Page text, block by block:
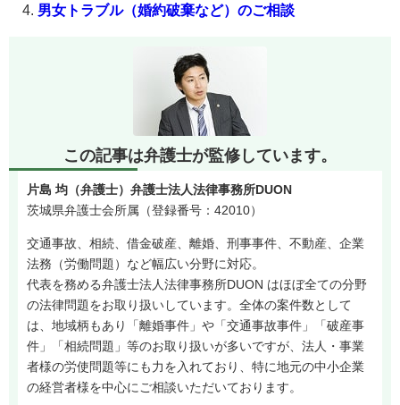
男女トラブル（婚約破棄など）のご相談
この記事は弁護士が監修しています。
片島 均（弁護士）弁護士法人法律事務所DUON
茨城県弁護士会所属（登録番号：42010）
交通事故、相続、借金破産、離婚、刑事事件、不動産、企業
法務（労働問題）など幅広い分野に対応。
代表を務める弁護士法人法律事務所DUON はほぼ全ての分野
の法律問題をお取り扱いしています。全体の案件数として
は、地域柄もあり「離婚事件」や「交通事故事件」「破産事
件」「相続問題」等のお取り扱いが多いですが、法人・事業
者様の労使問題等にも力を入れており、特に地元の中小企業
の経営者様を中心にご相談いただいております。